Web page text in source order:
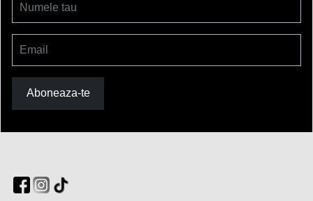
Numele tau
Email
Aboneaza-te